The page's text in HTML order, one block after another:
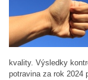
kvality. Výsledky
potravina za rok 2024